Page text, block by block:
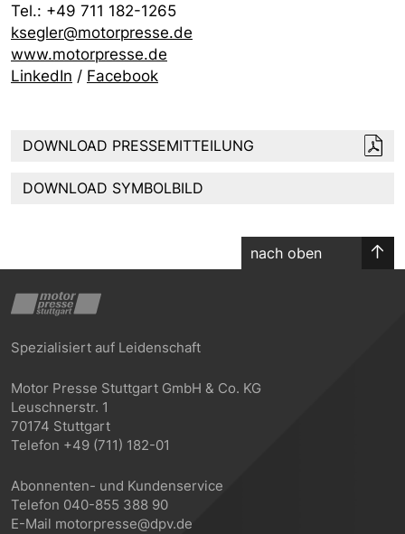
Tel.: +49 711 182-1265
ksegler@motorpresse.de
www.motorpresse.de
LinkedIn / Facebook
DOWNLOAD PRESSEMITTEILUNG
DOWNLOAD SYMBOLBILD
nach oben
Spezialisiert auf Leidenschaft
Motor Presse Stuttgart GmbH & Co. KG
Leuschnerstr. 1
70174 Stuttgart
Telefon +49 (711) 182-01
Abonnenten- und Kundenservice
Telefon 040-855 388 90
E-Mail motorpresse@dpv.de